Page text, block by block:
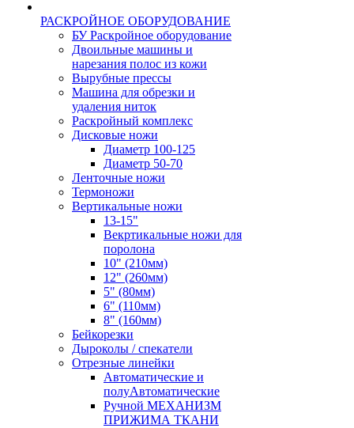
РАСКРОЙНОЕ ОБОРУДОВАНИЕ
БУ Раскройное оборудование
Двоильные машины и
нарезания полос из кожи
Вырубные прессы
Машина для обрезки и
удаления ниток
Раскройный комплекс
Дисковые ножи
Диаметр 100-125
Диаметр 50-70
Ленточные ножи
Термоножи
Вертикальные ножи
13-15"
Векртикальные ножи для
поролона
10" (210мм)
12" (260мм)
5" (80мм)
6" (110мм)
8" (160мм)
Бейкорезки
Дыроколы / спекатели
Отрезные линейки
Автоматические и
полуАвтоматические
Ручной МЕХАНИЗМ
ПРИЖИМА ТКАНИ